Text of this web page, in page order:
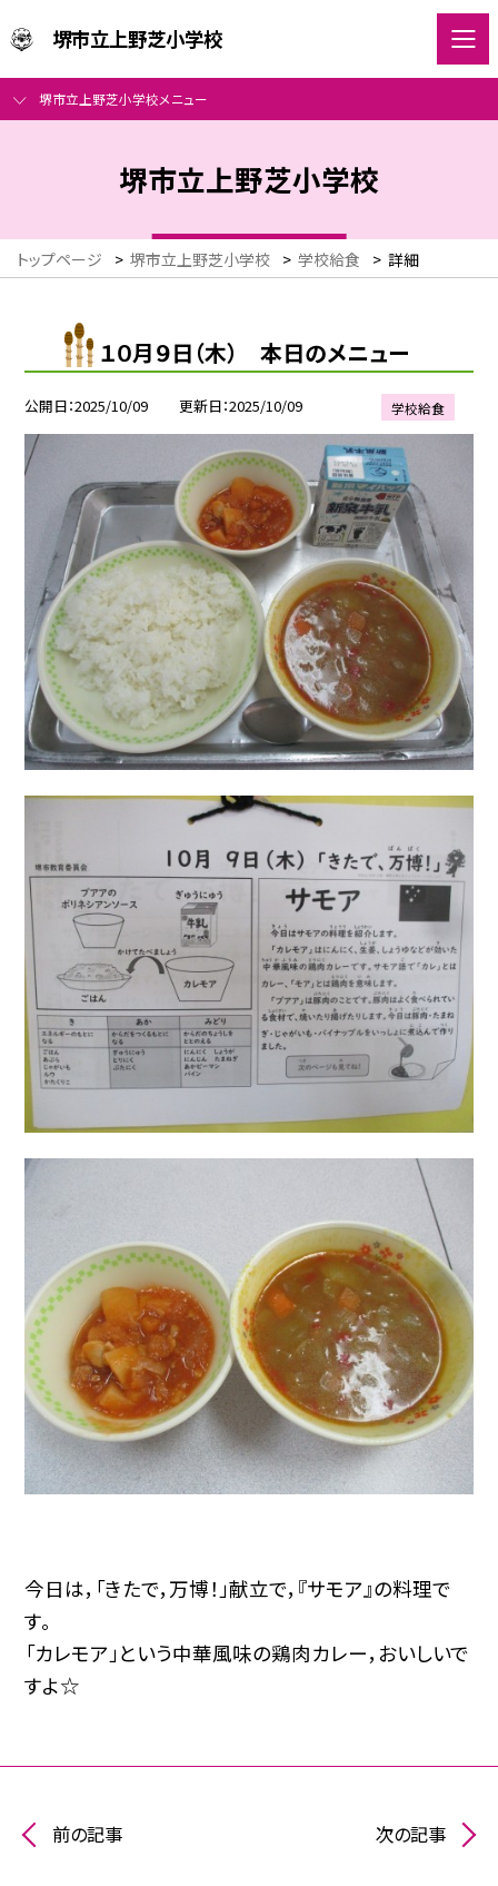
堺市立上野芝小学校
堺市立上野芝小学校メニュー
堺市立上野芝小学校
トップページ > 堺市立上野芝小学校 > 学校給食 > 詳細
１０月９日（木） 本日のメニュー
公開日 2025/10/09 更新日 2025/10/09 学校給食
今日は，「きたで，万博！」献立で，『サモア』の料理で
す。
「カレモア」という中華風味の鶏肉カレー，おいしいで
すよ☆
前の記事 次の記事